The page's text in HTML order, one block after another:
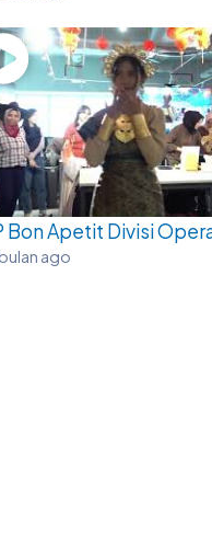
Bon Apetit Divisi
ago